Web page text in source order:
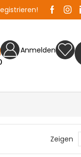
Anmelden
Zeigen